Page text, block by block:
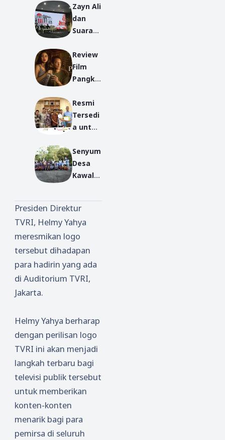
Zayn Ali
dan
Suara
Mengge
tarkan
Festival
Depan
2025
Review
Film
Pangku
Ketika
Komuni
kasi
bal
menjadi
Kalimat
Panjang
Resmi
Tersedi
a untuk
Muslim
Indone
sia;
Calende
r App
Gaet
Staf
Khusus
Menteri
Agama
Senyum
Desa
Kawal
kan di
Pedesa
an
Presiden Direktur
TVRI, Helmy Yahya
meresmikan logo
tersebut dihadapan
para hadirin yang ada
di Auditorium TVRI,
Jakarta.
Helmy Yahya berharap
dengan perilisan logo
TVRI ini akan menjadi
langkah terbaru bagi
televisi publik tersebut
untuk memberikan
konten-konten
menarik bagi para
pemirsa di seluruh